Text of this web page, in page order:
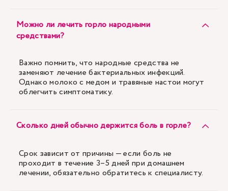
Можно ли лечить горло народными
средствами?
Важно помнить, что народные средства не
заменяют лечение бактериальных инфекций.
Однако молоко с медом и травяные настои могут
облегчить симптоматику.
Сколько дней обычно держится боль в горле?
Срок зависит от причины — если боль не
проходит в течение 3–5 дней при домашнем
лечении, обязательно обратитесь к специалисту.